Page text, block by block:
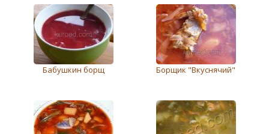
Бабушкин борщ Борщик "Вкуснячий"